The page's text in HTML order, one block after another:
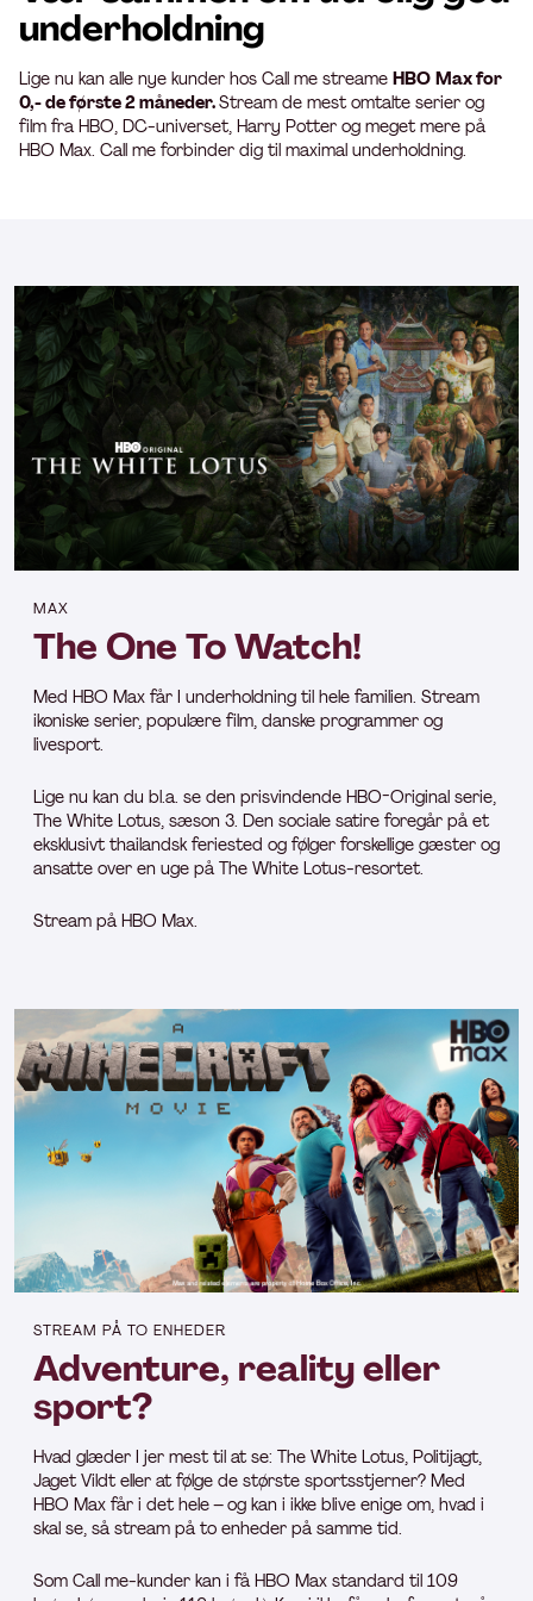
underholdning
Lige nu kan alle nye kunder hos Call me streame HBO Max for
0,- de første 2 måneder.Stream de mest omtalte serier og
film fra HBO, DC-universet, Harry Potter og meget mere på
HBO Max. Call me forbinder dig til maximal underholdning.
MAX
The One To Watch!
Med HBO Max får I underholdning til hele familien. Stream
ikoniske serier, populære film, danske programmer og
livesport.
Lige nu kan du bl.a. se den prisvindende HBO-Original serie,
The White Lotus, sæson 3. Den sociale satire foregår på et
eksklusivt thailandsk feriested og følger forskellige gæster og
ansatte over en uge på The White Lotus-resortet.
Stream på HBO Max.
STREAM PÅ TO ENHEDER
Adventure, reality eller
sport?
Hvad glæder I jer mest til at se: The White Lotus, Politijagt,
Jaget Vildt eller at følge de største sportsstjerner? Med
HBO Max får i det hele – og kan i ikke blive enige om, hvad i
skal se, så stream på to enheder på samme tid.
Som Call me-kunder kan i få HBO Max standard til 109